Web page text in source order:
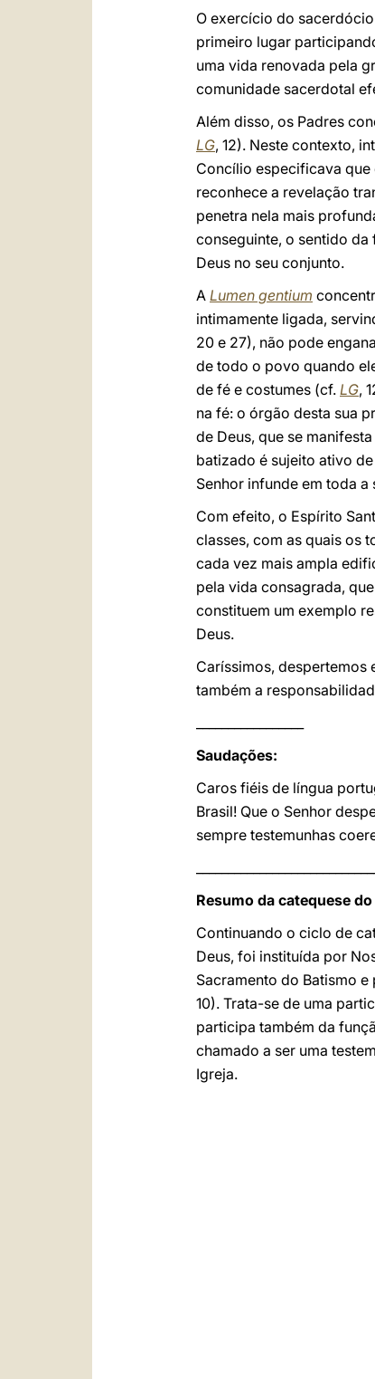
O exercício do
primeiro lugar
uma vida renovada pela
comunidade sacerdotal
Além disso, os Padres
LG, 12). Neste contexto,
Concílio especificava que
reconhece a revelação
penetra nela mais
conseguinte, o sentido
Deus no seu conjunto.
A Lumen gentium
intimamente ligada,
20 e 27), não pode
de todo o povo quando
de fé e costumes (cf. LG,
na fé: o órgão desta sua
de Deus, que se manifesta
batizado é sujeito ativo
Senhor infunde em toda a
Com efeito, o Espírito
classes, com as quais os
cada vez mais ampla
pela vida consagrada,
constituem um exemplo
Deus.
Caríssimos, despertemos
também a
Saudações:
Caros fiéis de língua
Brasil! Que o Senhor
sempre testemunhas
Resumo da catequese
Continuando o ciclo de
Deus, foi instituída por
Sacramento do Batismo
10). Trata-se de uma
participa também da
chamado a ser uma
Igreja.